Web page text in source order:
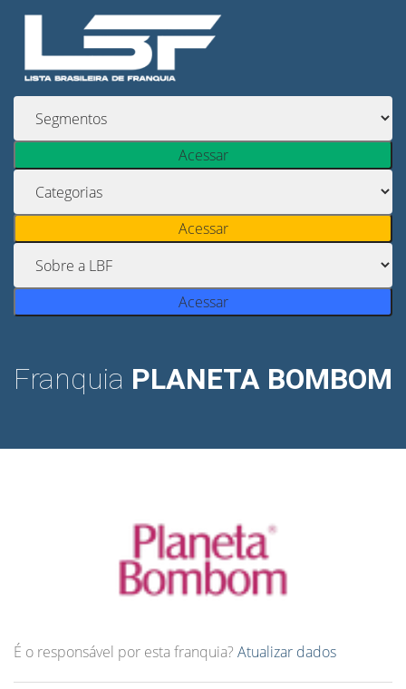
Acessar
Acessar
Acessar
Franquia PLANETA BOMBOM
É o responsável por esta franquia? Atualizar dados